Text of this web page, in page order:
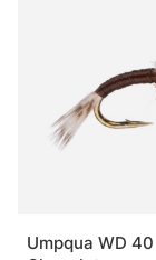
Umpqua WD 40